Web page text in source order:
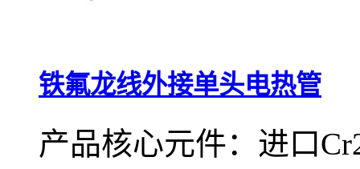
铁氟龙线外接单头电热管
产品核心元件：进口